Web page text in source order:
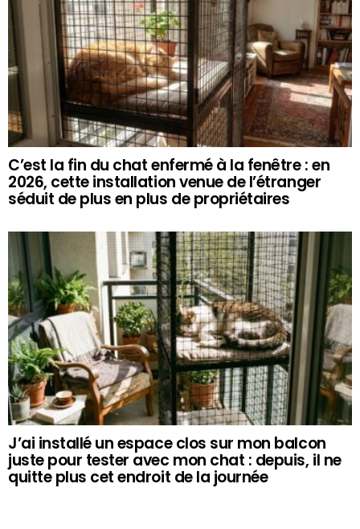
C’est la fin du chat enfermé à la fenêtre : en
2026, cette installation venue de l’étranger
séduit de plus en plus de propriétaires
J’ai installé un espace clos sur mon balcon
juste pour tester avec mon chat : depuis, il ne
quitte plus cet endroit de la journée